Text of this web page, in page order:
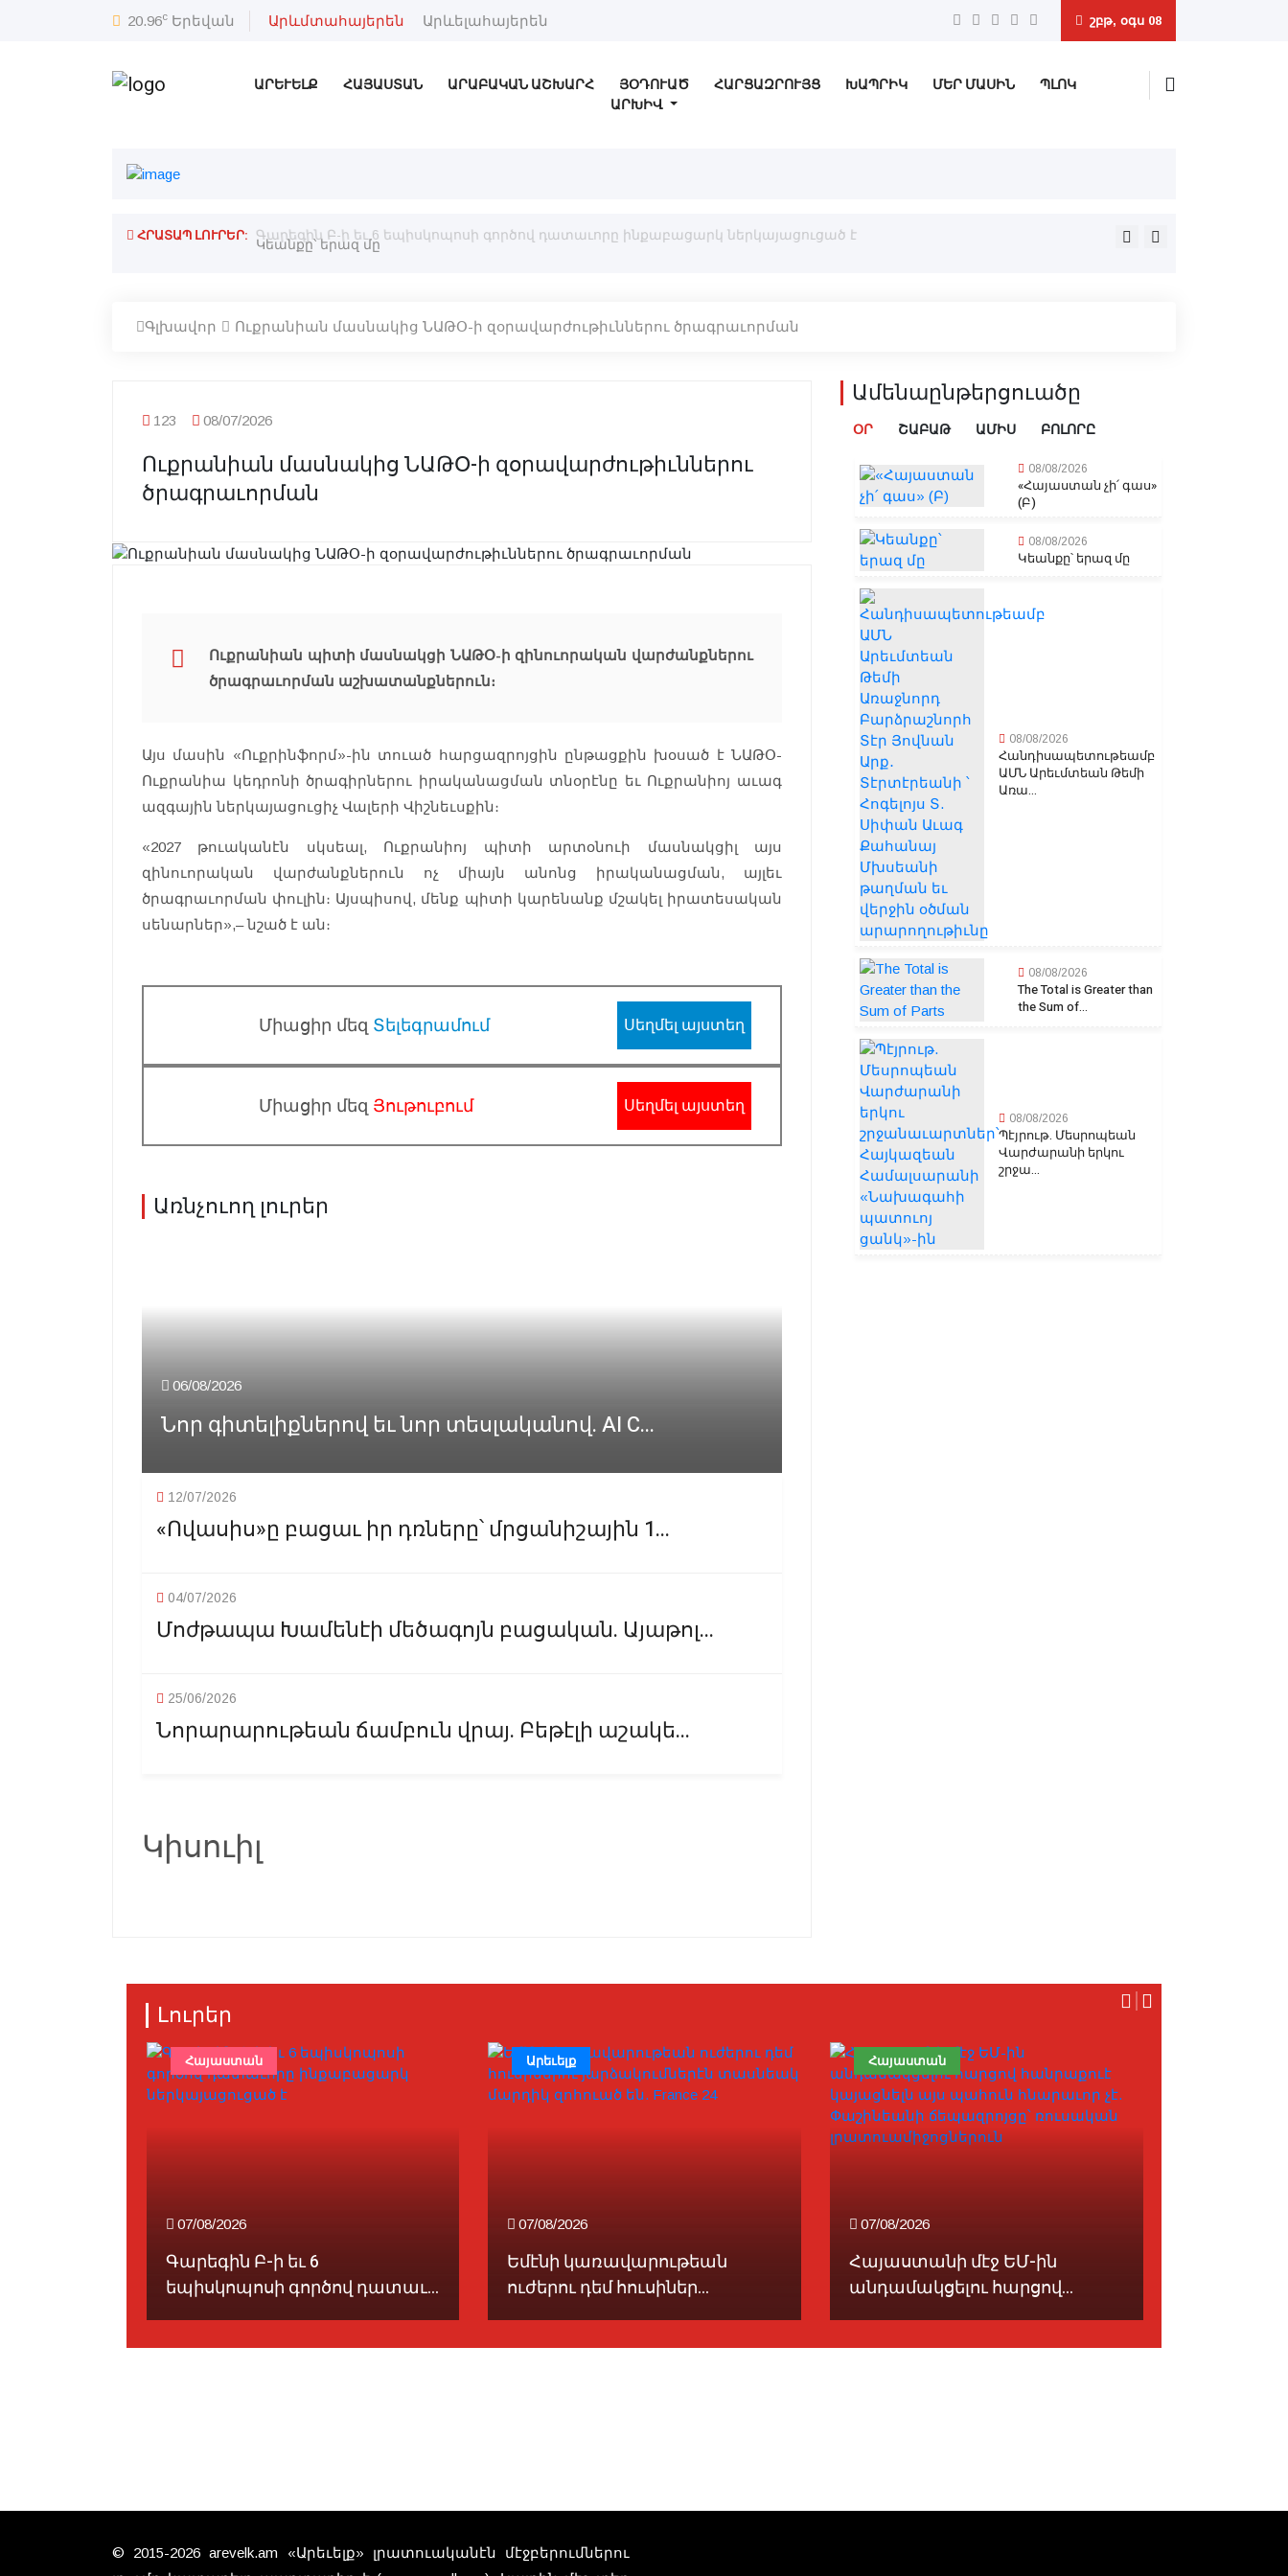
20.96c Երեվան Արևմտահայերեն Արևելահայերեն շբթ, օգս 08
ԱՐԵՒԵԼՔ ՀԱՅԱՍՏԱՆ ԱՐԱԲԱԿԱՆ ԱՇԽԱՐՀ ՅՕԴՈՒԱԾ ՀԱՐՑԱԶՐՈՒՅՑ ԽԱՊՐԻԿ ՄԵՐ ՄԱՍԻՆ
ՊԼՈԿ
ԱՐԽԻՎ
ՀՐԱՏԱՊ ԼՈՒՐԵՐ:
Կեանքը՝ երազ մը
Գարեգին Բ-ի եւ 6 եպիսկոպոսի գործով դատաւորը ինքաբացարկ ներկայացուցած է Եմէնի կառավարութեան
Գլխավոր Ուքրանիան մասնակից ՆԱԹՕ-ի զօրավարժութիւններու ծրագրաւորման
123 08/07/2026
Ուքրանիան մասնակից ՆԱԹՕ-ի զօրավարժութիւններու
ծրագրաւորման
Ուքրանիան պիտի մասնակցի ՆԱԹՕ-ի զինուորական վարժանքներու
ծրագրաւորման աշխատանքներուն։
Այս մասին «Ուքրինֆորմ»-ին տուած հարցազրոյցին ընթացքին խօսած է ՆԱԹՕ-
Ուքրանիա կեդրոնի ծրագիրներու իրականացման տնօրէնը եւ Ուքրանիոյ աւագ
ազգային ներկայացուցիչ Վալերի Վիշնեւսքին։
«2027 թուականէն սկսեալ, Ուքրանիոյ պիտի արտօնուի մասնակցիլ այս
զինուորական վարժանքներուն ոչ միայն անոնց իրականացման, այլեւ
ծրագրաւորման փուլին։ Այսպիսով, մենք պիտի կարենանք մշակել իրատեսական
սենարներ»,– նշած է ան։
Միացիր մեզ Տելեգրամում Սեղմել այստեղ
Միացիր մեզ Յութուբում Սեղմել այստեղ
Առնչուող լուրեր
06/08/2026
Նոր գիտելիքներով եւ նոր տեսլականով. AI C...
12/07/2026
«Ովասիս»ը բացաւ իր դռները՝ մրցանիշային 1...
04/07/2026
Մոժթապա Խամենէի մեծագոյն բացական. Այաթոլ...
25/06/2026
Նորարարութեան ճամբուն վրայ. Բեթէլի աշակե...
Կիսուիլ
Ամենաընթերցուածը
ՕՐ ՇԱԲԱԹ ԱՄԻՍ ԲՈԼՈՐԸ
08/08/2026
«Հայաստան չի՛ գաս»
(Բ)
08/08/2026
Կեանքը՝ երազ մը
08/08/2026
Հանդիսապետութեամբ
ԱՄՆ Արեւմտեան Թեմի
Առա...
08/08/2026
The Total is Greater than
the Sum of...
08/08/2026
Պէյրութ. Մեսրոպեան
Վարժարանի երկու
շրջա...
Լուրեր
07/08/2026
Գարեգին Բ-ի եւ 6
եպիսկոպոսի գործով դատաւ...
Հայաստան
07/08/2026
Եմէնի կառավարութեան
ուժերու դեմ հուսիներ...
Արեւելք
07/08/2026
Հայաստանի մէջ ԵՄ-ին
անդամակցելու հարցով...
Հայաստան
© 2015-2026 arevelk.am «Արեւելք» լրատուականէն մէջբերումներու